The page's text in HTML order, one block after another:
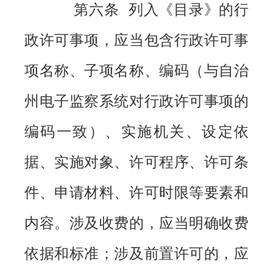
第六条 列入《目录》的行
政许可事项，应当包含行政许可事
项名称、子项名称、编码（与自治
州电子监察系统对行政许可事项的
编码一致）、实施机关、设定依
据、实施对象、许可程序、许可条
件、申请材料、许可时限等要素和
内容。涉及收费的，应当明确收费
依据和标准；涉及前置许可的，应